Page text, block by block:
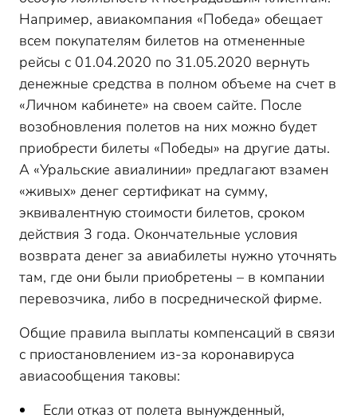
Например, авиакомпания «Победа» обещает
всем покупателям билетов на отмененные
рейсы с 01.04.2020 по 31.05.2020 вернуть
денежные средства в полном объеме на счет в
«Личном кабинете» на своем сайте. После
возобновления полетов на них можно будет
приобрести билеты «Победы» на другие даты.
А «Уральские авиалинии» предлагают взамен
«живых» денег сертификат на сумму,
эквивалентную стоимости билетов, сроком
действия 3 года. Окончательные условия
возврата денег за авиабилеты нужно уточнять
там, где они были приобретены – в компании
перевозчика, либо в посреднической фирме.
Общие правила выплаты компенсаций в связи
с приостановлением из-за коронавируса
авиасообщения таковы:
Если отказ от полета вынужденный,